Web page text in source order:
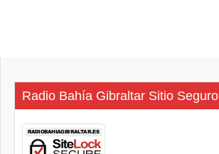
Radio Bahía Gibraltar Sitio Seguro